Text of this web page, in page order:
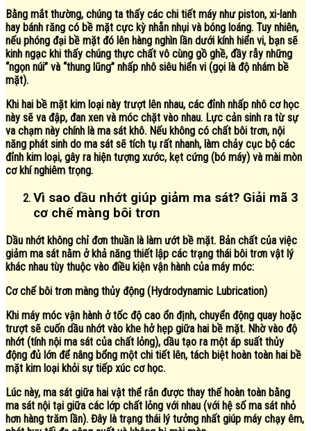
Bằng mắt thường, chúng ta thấy các chi tiết máy như piston, xi-lanh
hay bánh răng có bề mặt cực kỳ nhẵn nhụi và bóng loáng. Tuy nhiên,
nếu phóng đại bề mặt đó lên hàng nghìn lần dưới kính hiển vi, bạn sẽ
kinh ngạc khi thấy chúng thực chất vô cùng gồ ghề, đầy rẫy những
“ngọn núi” và “thung lũng” nhấp nhô siêu hiển vi (gọi là độ nhám bề
mặt).
Khi hai bề mặt kim loại này trượt lên nhau, các đỉnh nhấp nhô cơ học
này sẽ va đập, đan xen và móc chặt vào nhau. Lực cản sinh ra từ sự
va chạm này chính là ma sát khô. Nếu không có chất bôi trơn, nội
năng phát sinh do ma sát sẽ tích tụ rất nhanh, làm chảy cục bộ các
đỉnh kim loại, gây ra hiện tượng xước, kẹt cứng (bó máy) và mài mòn
cơ khí nghiêm trọng.
Vì sao dầu nhớt giúp giảm ma sát? Giải mã 3
cơ chế màng bôi trơn
Dầu nhớt không chỉ đơn thuần là làm ướt bề mặt. Bản chất của việc
giảm ma sát nằm ở khả năng thiết lập các trạng thái bôi trơn vật lý
khác nhau tùy thuộc vào điều kiện vận hành của máy móc:
Cơ chế bôi trơn màng thủy động (Hydrodynamic Lubrication)
Khi máy móc vận hành ở tốc độ cao ổn định, chuyển động quay hoặc
trượt sẽ cuốn dầu nhớt vào khe hở hẹp giữa hai bề mặt. Nhờ vào độ
nhớt (tính nội ma sát của chất lỏng), dầu tạo ra một áp suất thủy
động đủ lớn để nâng bổng một chi tiết lên, tách biệt hoàn toàn hai bề
mặt kim loại khỏi sự tiếp xúc cơ học.
Lúc này, ma sát giữa hai vật thể rắn được thay thế hoàn toàn bằng
ma sát nội tại giữa các lớp chất lỏng với nhau (với hệ số ma sát nhỏ
hơn hàng trăm lần). Đây là trạng thái lý tưởng nhất giúp máy chạy êm,